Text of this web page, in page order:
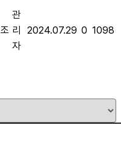
조
관
리
자
2024.07.29 0 1098